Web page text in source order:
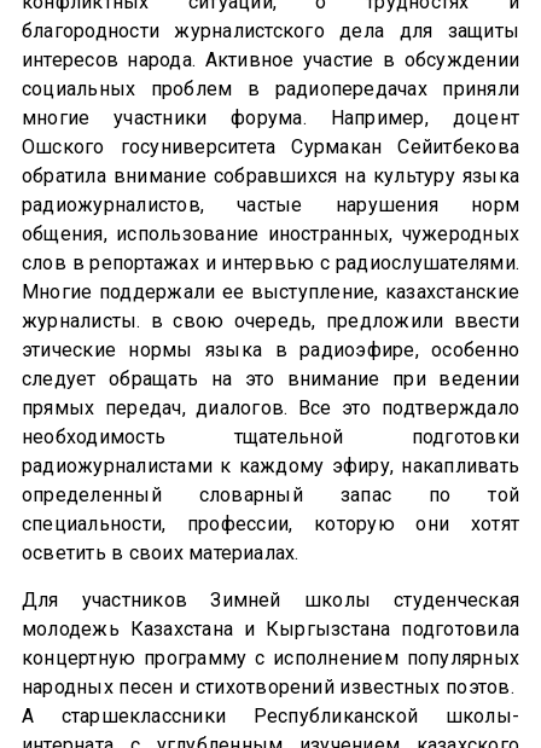
благородности журналистского дела для защиты
интересов народа. Активное участие в обсуждении
социальных проблем в радиопередачах приняли
многие участники форума. Например, доцент
Ошского госуниверситета Сурмакан Сейитбекова
обратила внимание собравшихся на культуру языка
радиожурналистов, частые нарушения норм
общения, использование иностранных, чужеродных
слов в репортажах и интервью с радиослушателями.
Многие поддержали ее выступление, казахстанские
журналисты. в свою очередь, предложили ввести
этические нормы языка в радиоэфире, особенно
следует обращать на это внимание при ведении
прямых передач, диалогов. Все это подтверждало
необходимость тщательной подготовки
радиожурналистами к каждому эфиру, накапливать
определенный словарный запас по той
специальности, профессии, которую они хотят
осветить в своих материалах.
Для участников Зимней школы студенческая
молодежь Казахстана и Кыргызстана подготовила
концертную программу с исполнением популярных
народных песен и стихотворений известных поэтов.
А старшеклассники Республиканской школы-